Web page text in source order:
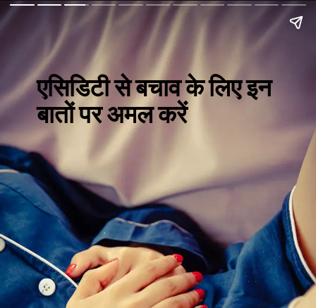
एसिडिटी से बचाव के लिए इन
बातों पर अमल करें